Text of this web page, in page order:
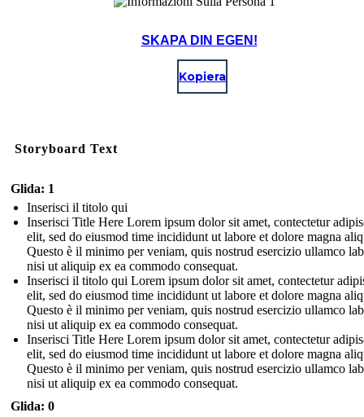
SKAPA DIN EGEN!
Kopiera
Storyboard Text
Glida: 1
Inserisci il titolo qui
Inserisci Title Here Lorem ipsum dolor sit amet, contectetur
elit, sed do eiusmod time incididunt ut labore et dolore magna
Questo è il minimo per veniam, quis nostrud esercizio ullamco
nisi ut aliquip ex ea commodo consequat.
Inserisci il titolo qui Lorem ipsum dolor sit amet, contectetur
elit, sed do eiusmod time incididunt ut labore et dolore magna
Questo è il minimo per veniam, quis nostrud esercizio ullamco
nisi ut aliquip ex ea commodo consequat.
Inserisci Title Here Lorem ipsum dolor sit amet, contectetur
elit, sed do eiusmod time incididunt ut labore et dolore magna
Questo è il minimo per veniam, quis nostrud esercizio ullamco
nisi ut aliquip ex ea commodo consequat.
Glida: 0